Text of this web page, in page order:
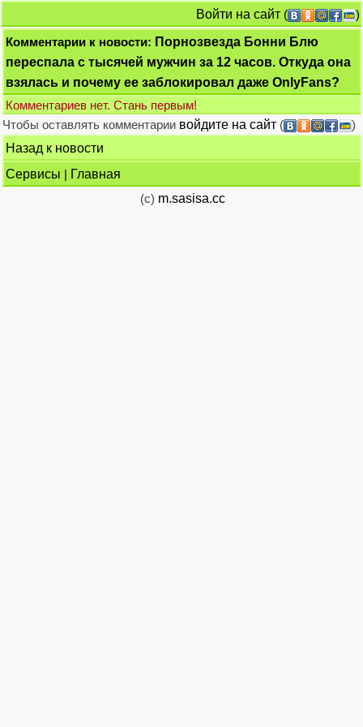
Войти на сайт (
)
Комментарии к новости: Порнозвезда Бонни Блю
переспала с тысячей мужчин за 12 часов. Откуда она
взялась и почему ее заблокировал даже OnlyFans?
Комментариев нет. Стань первым!
Чтобы оставлять комментарии войдите на сайт (
)
Назад к новости
Сервисы | Главная
(c) m.sasisa.cc